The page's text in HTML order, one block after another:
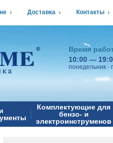
Время
10:00 —
понедельник -
Комплектующие для
бензо- и
электроинструменов
Доставка Контакты